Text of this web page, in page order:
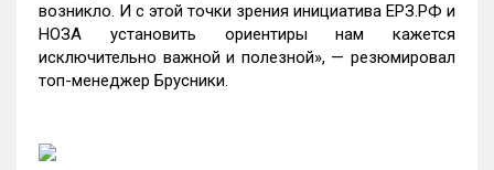
возникло. И с этой точки зрения инициатива ЕРЗ.РФ и
НОЗА установить ориентиры нам кажется
исключительно важной и полезной», — резюмировал
топ-менеджер Брусники.